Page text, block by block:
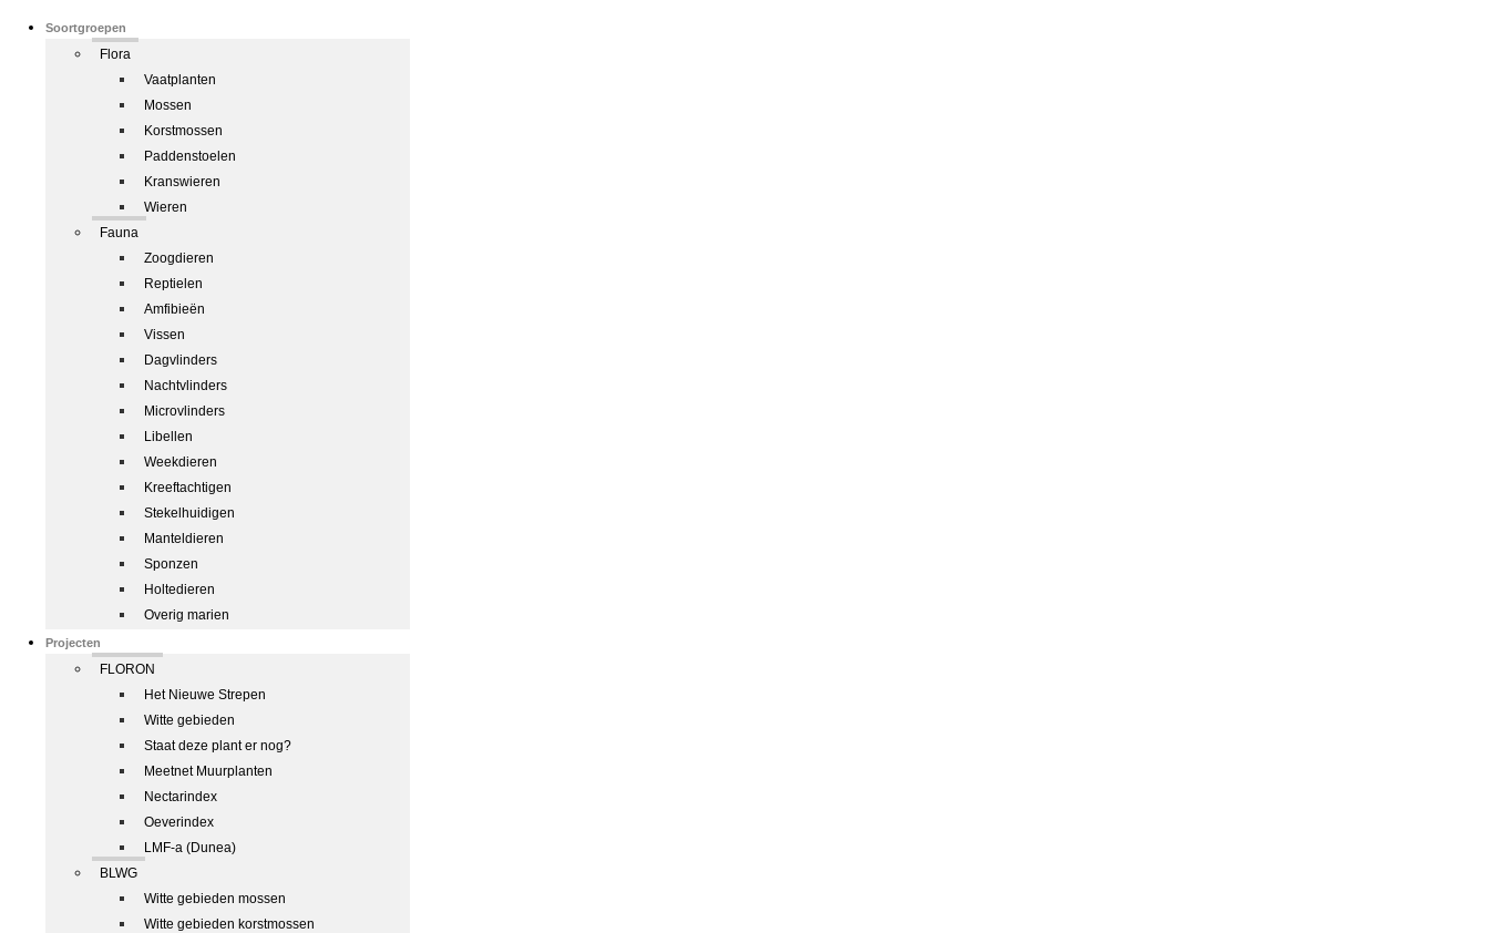
Soortgroepen
Flora
Vaatplanten
Mossen
Korstmossen
Paddenstoelen
Kranswieren
Wieren
Fauna
Zoogdieren
Reptielen
Amfibieën
Vissen
Dagvlinders
Nachtvlinders
Microvlinders
Libellen
Weekdieren
Kreeftachtigen
Stekelhuidigen
Manteldieren
Sponzen
Holtedieren
Overig marien
Projecten
FLORON
Het Nieuwe Strepen
Witte gebieden
Staat deze plant er nog?
Meetnet Muurplanten
Nectarindex
Oeverindex
LMF-a (Dunea)
BLWG
Witte gebieden mossen
Witte gebieden korstmossen